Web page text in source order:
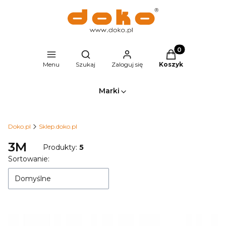
Menu
Otwórz wyszukiwarkę
Szukaj Zaloguj się
Produkty w
Koszyk
Marki
Doko.pl Sklep.doko.pl
3M Produkty: 5
Lista produktów
Sortowanie:
Domyślne